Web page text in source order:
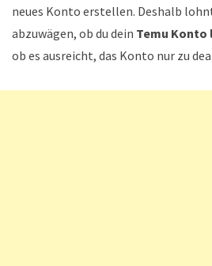
neues Konto erstellen. Deshalb
abzuwägen, ob du dein Temu Konto
ob es ausreicht, das Konto nur zu